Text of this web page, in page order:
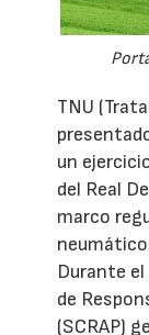
TNU
un
del Real
marco
Durante
de
(SCRAP)